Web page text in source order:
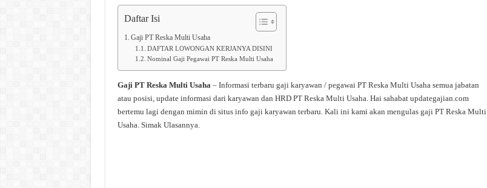
Daftar Isi
Gaji PT Reska Multi Usaha
DAFTAR LOWONGAN KERJANYA DISINI
Nominal Gaji Pegawai PT Reska Multi Usaha
Gaji PT Reska Multi Usaha– Informasi terbaru gaji karyawan / pegawai PT Reska Multi Usaha semua jabatan
atau posisi, update informasi dari karyawan dan HRD PT Reska Multi Usaha. Hai sahabat updategajian.com
bertemu lagi dengan mimin di situs info gaji karyawan terbaru. Kali ini kami akan mengulas gaji PT Reska Multi
Usaha. Simak Ulasannya.